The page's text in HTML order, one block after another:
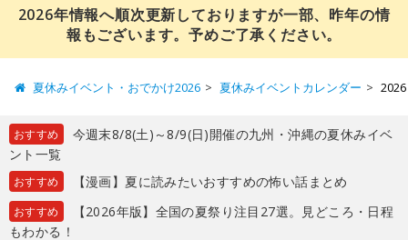
2026年情報へ順次更新しておりますが一部、昨年の情
報もございます。予めご了承ください。
夏休みイベント・おでかけ2026 夏休みイベントカレンダー
おすすめ
今週末8/8(土)～8/9(日)開催の九州・沖縄の夏休みイベ
ント一覧
おすすめ 【漫画】夏に読みたいおすすめの怖い話まとめ
おすすめ
【2026年版】全国の夏祭り注目27選。見どころ・日程
もわかる！